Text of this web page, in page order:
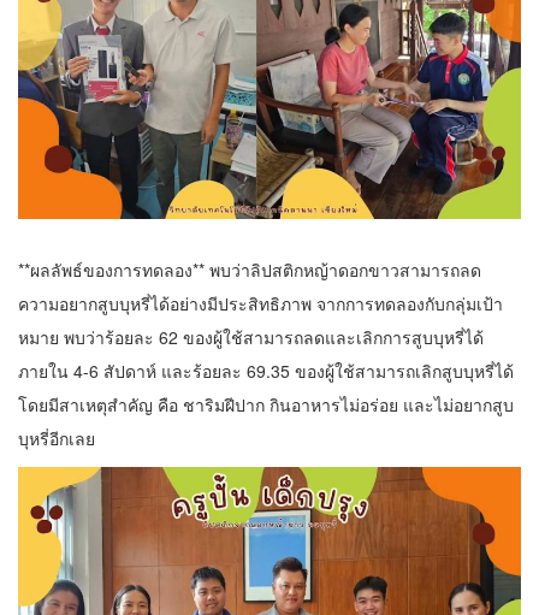
**ผลลัพธ์ของการทดลอง** พบว่าลิปสติกหญ้าดอกขาวสามารถลด
ความอยากสูบบุหรี่ได้อย่างมีประสิทธิภาพ จากการทดลองกับกลุ่มเป้า
หมาย พบว่าร้อยละ 62 ของผู้ใช้สามารถลดและเลิกการสูบบุหรี่ได้
ภายใน 4-6 สัปดาห์ และร้อยละ 69.35 ของผู้ใช้สามารถเลิกสูบบุหรี่ได้
โดยมีสาเหตุสำคัญ คือ ชาริมฝีปาก กินอาหารไม่อร่อย และไม่อยากสูบ
บุหรี่อีกเลย